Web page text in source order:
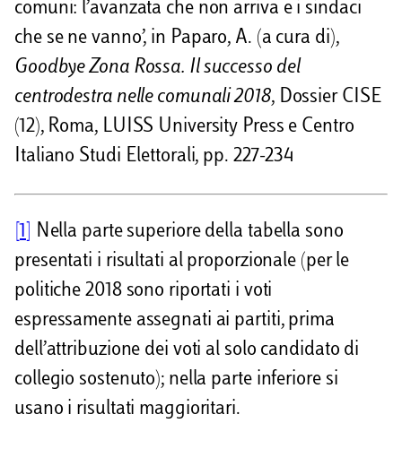
comuni: l’avanzata che non arriva e i sindaci
che se ne vanno’, in Paparo, A. (a cura di),
Goodbye Zona Rossa. Il successo del
centrodestra nelle comunali 2018, Dossier CISE
(12), Roma, LUISS University Press e Centro
Italiano Studi Elettorali, pp. 227-234
[1]
Nella parte superiore della tabella sono
presentati i risultati al proporzionale (per le
politiche 2018 sono riportati i voti
espressamente assegnati ai partiti, prima
dell’attribuzione dei voti al solo candidato di
collegio sostenuto); nella parte inferiore si
usano i risultati maggioritari.